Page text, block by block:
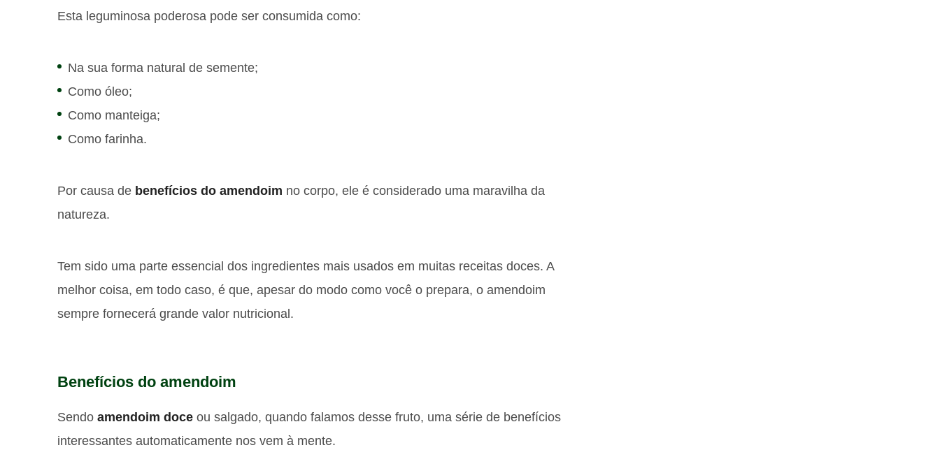
Esta leguminosa poderosa pode ser consumida como:
Na sua forma natural de semente;
Como óleo;
Como manteiga;
Como farinha.
Por causa de benefícios do amendoim no corpo, ele é considerado uma maravilha da
natureza.
Tem sido uma parte essencial dos ingredientes mais usados ​​em muitas receitas doces. A
melhor coisa, em todo caso, é que, apesar do modo como você o prepara, o amendoim
sempre fornecerá grande valor nutricional.
Benefícios do amendoim
Sendo amendoim doce ou salgado, quando falamos desse fruto, uma série de benefícios
interessantes automaticamente nos vem à mente.